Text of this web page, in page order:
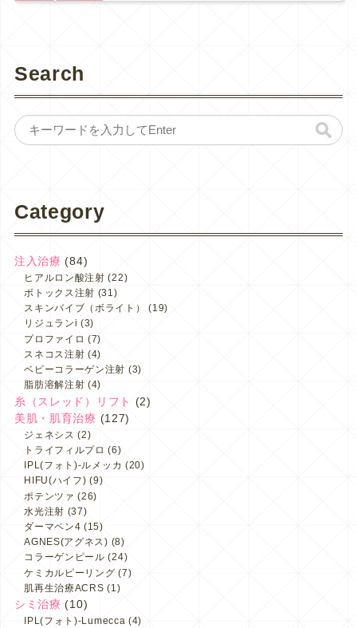
Search
Category
注入治療 (84)
ヒアルロン酸注射 (22)
ボトックス注射 (31)
スキンバイブ（ボライト）
(19)
リジュランi (3)
プロファイロ (7)
スネコス注射 (4)
ベビーコラーゲン注射 (3)
脂肪溶解注射 (4)
糸（スレッド）リフト
(2)
美肌・肌育治療 (127)
ジェネシス (2)
トライフィルプロ (6)
IPL(フォト)-ルメッカ (20)
HIFU(ハイフ) (9)
ポテンツァ (26)
水光注射 (37)
ダーマペン4 (15)
AGNES(アグネス) (8)
コラーゲンピール (24)
ケミカルピーリング (7)
肌再生治療ACRS (1)
シミ治療 (10)
IPL(フォト)-Lumecca (4)